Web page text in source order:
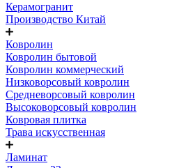
Керамогранит
Производство Китай
Ковролин
Ковролин бытовой
Ковролин коммерческий
Низковорсовый ковролин
Средневорсовый ковролин
Высоковорсовый ковролин
Ковровая плитка
Трава искусственная
Ламинат